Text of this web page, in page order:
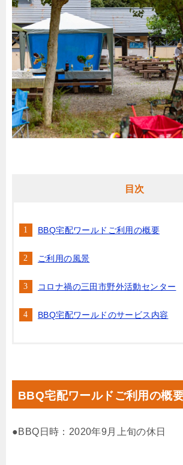
目次
BBQ宅配ワールドご利用の概要
ご利用の風景
コロナ禍の三田市野外活動センター
BBQ宅配ワールドのサービス内容
BBQ宅配ワールドご利用の概
●BBQ日時：2020年9月上旬の休日